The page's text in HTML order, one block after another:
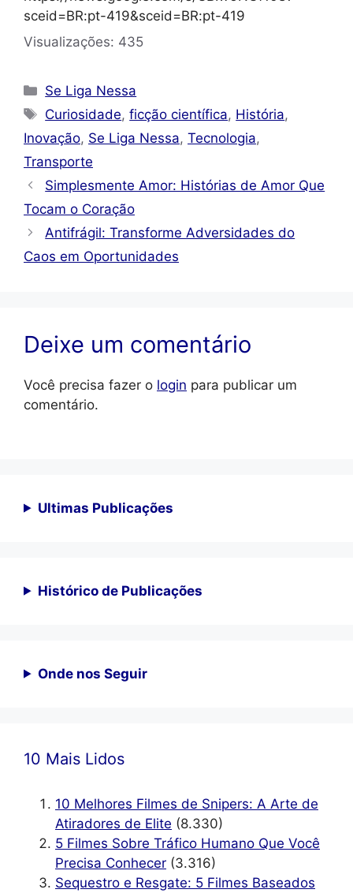
sceid=BR:pt-419&sceid=BR:pt-419
Visualizações: 435
Categorias
Se Liga Nessa
Tags
Curiosidade,ficção científica, História,
Inovação, Se Liga Nessa, Tecnologia,
Transporte
Simplesmente Amor: Histórias de Amor Que
Tocam o Coração
Antifrágil: Transforme Adversidades do
Caos em Oportunidades
Deixe um comentário
Você precisa fazer o login para publicar um
comentário.
Ultimas Publicações
Histórico de Publicações
Onde nos Seguir
10 Mais Lidos
10 Melhores Filmes de Snipers: A Arte de
Atiradores de Elite (8.330)
5 Filmes Sobre Tráfico Humano Que Você
Precisa Conhecer (3.316)
Sequestro e Resgate: 5 Filmes Baseados